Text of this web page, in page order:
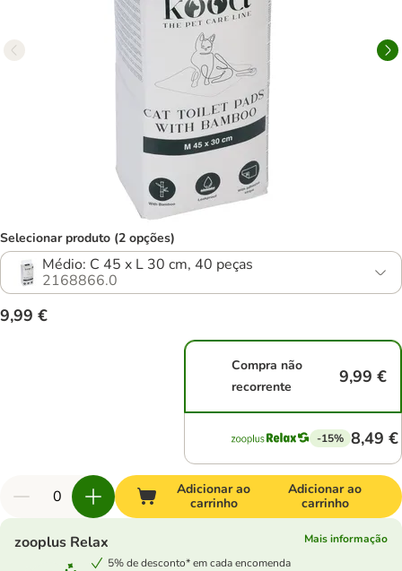
Selecionar produto (2 opções)
Médio: C 45 x L 30 cm, 40 peças
2168866.0
9,99 €
Compra não
recorrente
9,99 €
-15% 8,49 €
Adicionar ao
carrinho
Adicionar ao
carrinho
zooplus Relax
Mais informação
5% de desconto* em cada encomenda